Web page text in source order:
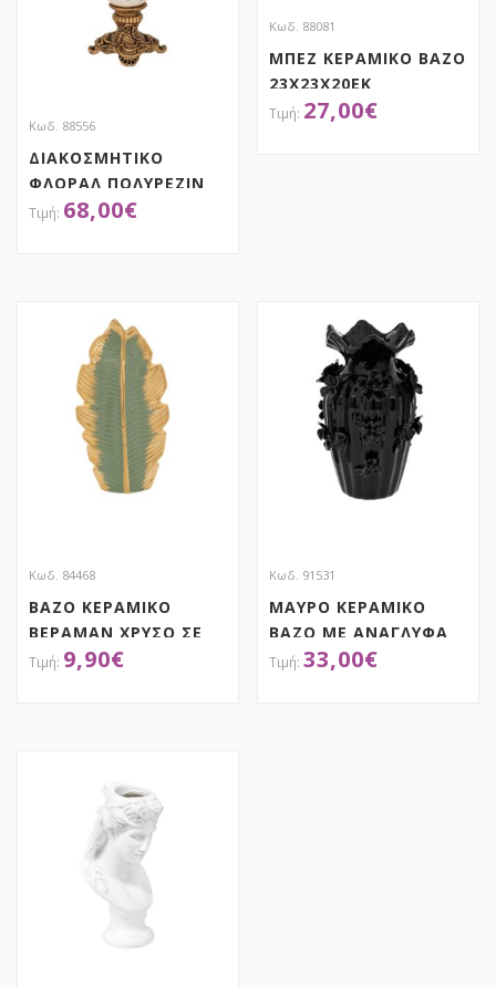
Κωδ. 88556
ΔΙΑΚΟΣΜΗΤΙΚΟ
ΦΛΟΡΑΛ ΠΟΛΥΡΕΖΙΝ
ΒΑΖΟ ΜΕ ΧΡΥΣΑ
68,00€
Κωδ. 88081
ΜΠΕΖ ΚΕΡΑΜΙΚΟ ΒΑΖΟ
23Χ23Χ20ΕΚ
27,00€
Κωδ. 84468
ΒΑΖΟ ΚΕΡΑΜΙΚΟ
ΒΕΡΑΜΑΝ ΧΡΥΣΟ ΣΕ
ΣΧΗΜΑ ΦΥΛΛΟΥ
9,90€
Κωδ. 91531
ΜΑΥΡΟ ΚΕΡΑΜΙΚΟ
ΒΑΖΟ ΜΕ ΑΝΑΓΛΥΦΑ
ΛΟΥΛΟΥΔΙΑ 16Χ26ΕΚ
33,00€